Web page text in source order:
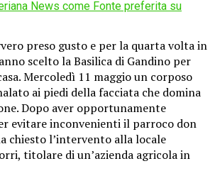
News come Fonte preferita su
preso gusto e per la quarta volta in
scelto la Basilica di Gandino per
Mercoledì 11 maggio un corposo
ai piedi della facciata che domina
Dopo aver opportunamente
evitare inconvenienti il parroco don
chiesto l’intervento alla locale
titolare di un’azienda agricola in